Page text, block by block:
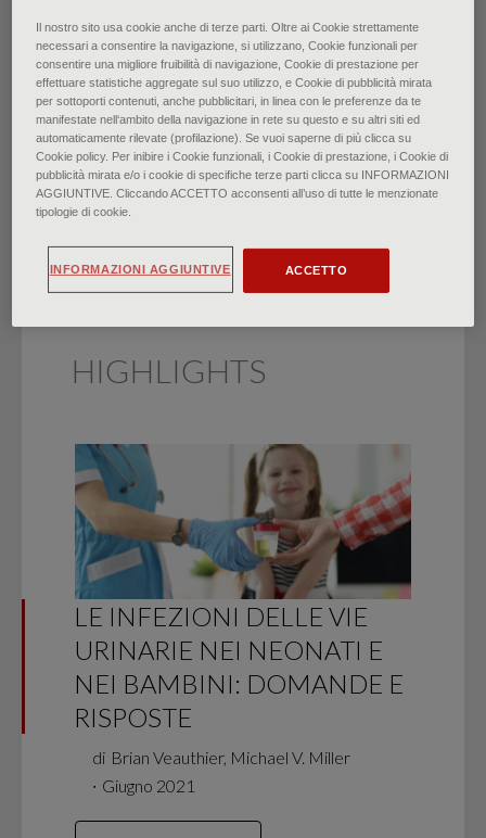
Cefalea ricorrente:
valutazione e gestione
di Dr. Anne Walling ∙ Febbraio 2022
HIGHLIGHTS
LE INFEZIONI DELLE VIE
URINARIE NEI NEONATI E
NEI BAMBINI: DOMANDE E
RISPOSTE
di Brian Veauthier, Michael V. Miller
∙ Giugno 2021
Il nostro sito usa cookie anche di terze parti. Oltre ai Cookie strettamente
necessari a consentire la navigazione, si utilizzano, Cookie funzionali per
consentire una migliore fruibilità di navigazione, Cookie di prestazione per
effettuare statistiche aggregate sul suo utilizzo, e Cookie di pubblicità mirata
per sottoporti contenuti, anche pubblicitari, in linea con le preferenze da te
manifestate nell‘ambito della navigazione in rete su questo e su altri siti ed
automaticamente rilevate (profilazione). Se vuoi saperne di più clicca su
Cookie policy. Per inibire i Cookie funzionali, i Cookie di prestazione, i Cookie di
pubblicità mirata e/o i cookie di specifiche terze parti clicca su INFORMAZIONI
AGGIUNTIVE. Cliccando ACCETTO acconsenti all’uso di tutte le menzionate
tipologie di cookie.
ACCETTO
INFORMAZIONI AGGIUNTIVE